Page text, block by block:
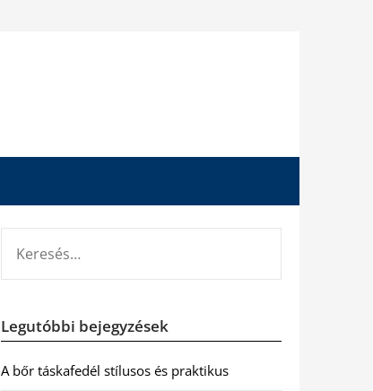
Legutóbbi bejegyzések
A bőr táskafedél stílusos és praktikus